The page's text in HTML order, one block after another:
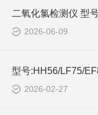
2026-06-09
2026-02-27